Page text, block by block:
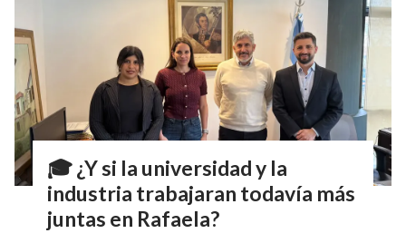
🎓 ¿Y si la universidad y la
industria trabajaran todavía más
juntas en Rafaela?